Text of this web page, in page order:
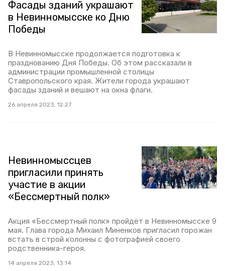
Фасады зданий украшают
в Невинномысске ко Дню
Победы
В Невинномысске продолжается подготовка к
празднованию Дня Победы. Об этом рассказали в
администрации промышленной столицы
Ставропольского края. Жители города украшают
фасады зданий и вешают на окна флаги.
26 апреля 2023, 12:27
Невинномыссцев
пригласили принять
участие в акции
«Бессмертный полк»
Акция «Бессмертный полк» пройдёт в Невинномысске 9
мая. Глава города Михаил Миненков пригласил горожан
встать в строй колонны с фотографией своего
родственника-героя.
14 апреля 2023, 13:14